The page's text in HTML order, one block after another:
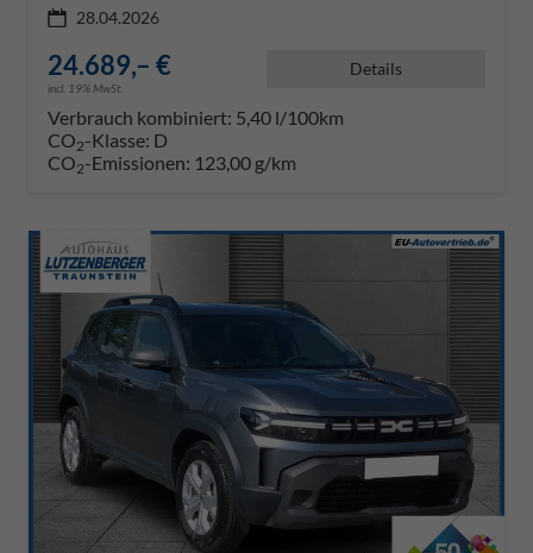
28.04.2026
24.689,– €
incl. 19% MwSt.
Details
Verbrauch kombiniert: 5,40 l/100km
CO2-Klasse: D
CO2-Emissionen: 123,00 g/km